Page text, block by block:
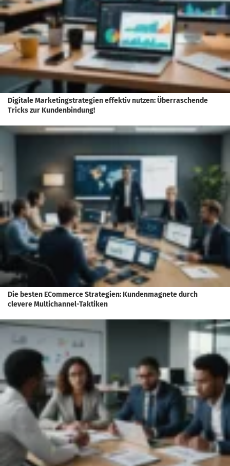
Digitale Marketingstrategien effektiv nutzen: Überraschende
Tricks zur Kundenbindung!
Die besten ECommerce Strategien: Kundenmagnete durch
clevere Multichannel-Taktiken